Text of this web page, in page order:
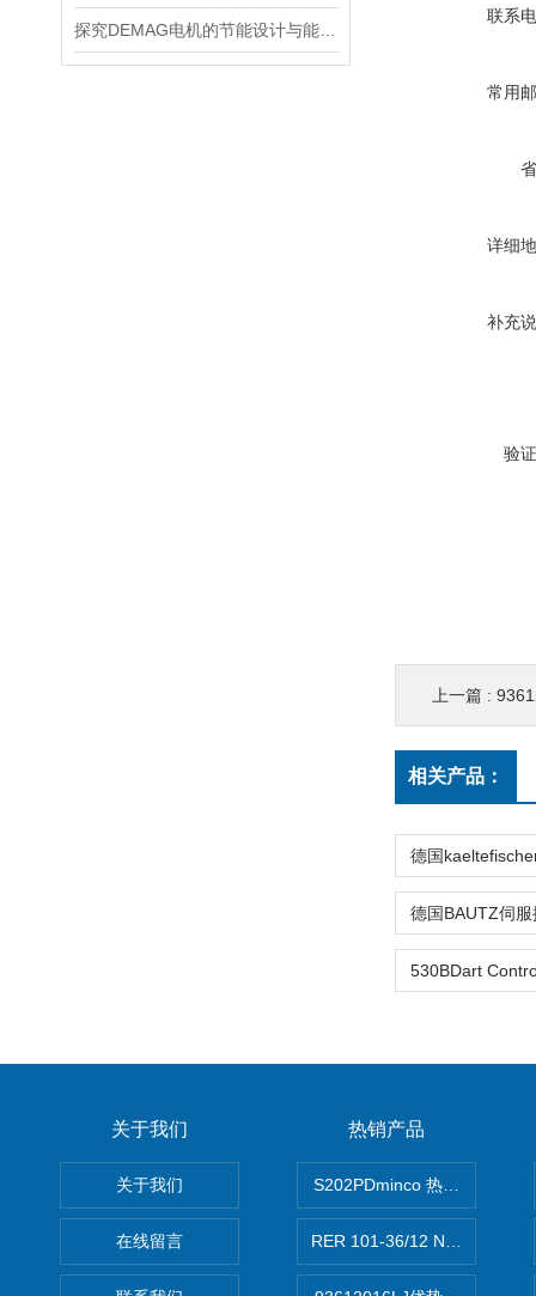
联系
常用
详细
补充
验
上一篇 :
相关产品：
关于我们
关于我们
在线留言
热销产品
S202PDminco 热电阻
RER 101-36/12 NHH离心